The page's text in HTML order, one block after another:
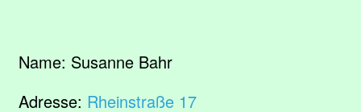
Name: Susanne Bahr
Adresse: Rheinstraße 17